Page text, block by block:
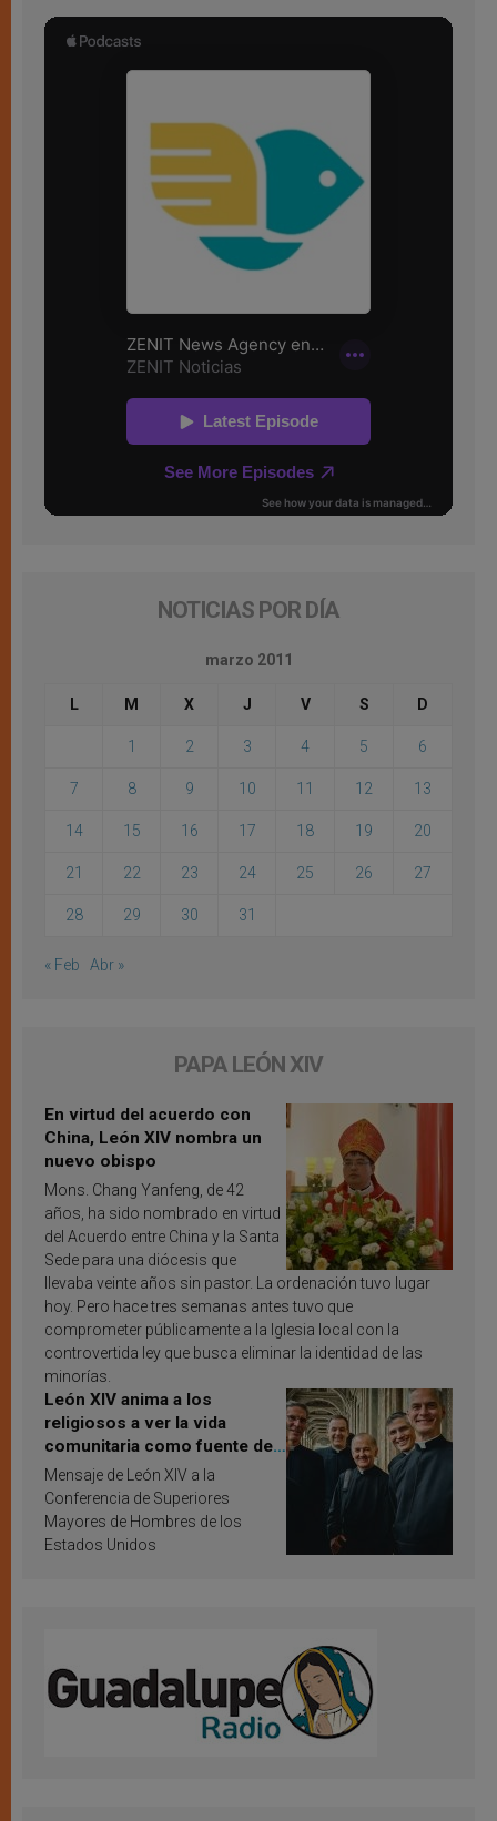
NOTICIAS POR DÍA
marzo 2011
L M X J V S D
1 2 3 4 5 6
7 8 9 10 11 12 13
14 15 16 17 18 19 20
21 22 23 24 25 26 27
28 29 30 31
« Feb Abr »
PAPA LEÓN XIV
En virtud del acuerdo con
China, León XIV nombra un
nuevo obispo
Mons. Chang Yanfeng, de 42
años, ha sido nombrado en virtud
del Acuerdo entre China y la Santa
Sede para una diócesis que
llevaba veinte años sin pastor. La ordenación tuvo lugar
hoy. Pero hace tres semanas antes tuvo que
comprometer públicamente a la Iglesia local con la
controvertida ley que busca eliminar la identidad de las
minorías.
León XIV anima a los
religiosos a ver la vida
comunitaria como fuente de
inspiración y santificación
Mensaje de León XIV a la
Conferencia de Superiores
Mayores de Hombres de los
Estados Unidos